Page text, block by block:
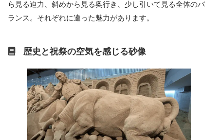
ら見る迫力、斜めから見る奥行き、少し引いて見る全体のバ
ランス。それぞれに違った魅力があります。
歴史と祝祭の空気を感じる砂像